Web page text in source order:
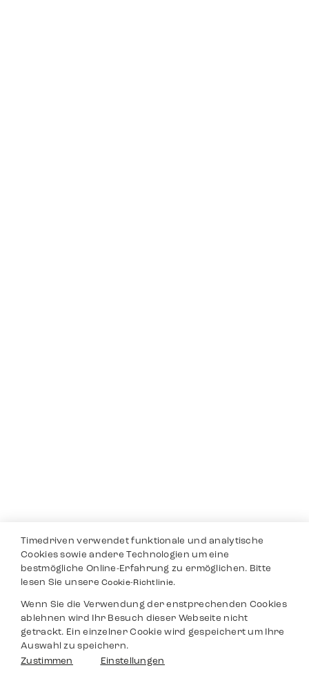
Timedriven verwendet funktionale und analytische
Cookies sowie andere Technologien um eine
bestmögliche Online-Erfahrung zu ermöglichen. Bitte
lesen Sie unsereCookie-Richtlinie.
Wenn Sie die Verwendung der enstprechenden Cookies
ablehnen wird Ihr Besuch dieser Webseite nicht
getrackt. Ein einzelner Cookie wird gespeichert um Ihre
Auswahl zu speichern.
Zustimmen
Einstellungen